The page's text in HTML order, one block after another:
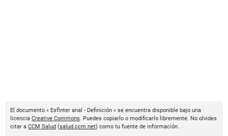
El documento « Esfìnter anal - Definición » se encuentra disponible bajo una
licencia Creative Commons. Puedes copiarlo o modificarlo libremente. No olvides
citar a CCM Salud (salud.ccm.net) como tu fuente de información.